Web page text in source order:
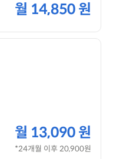
월 14,850 원
월 13,090 원
*24개월 이후 20,900원